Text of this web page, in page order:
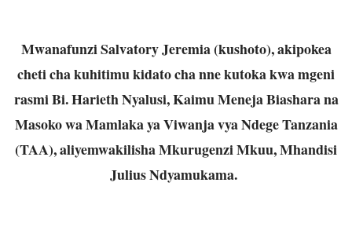
Mwanafunzi Salvatory Jeremia (kushoto), akipokea
cheti cha kuhitimu kidato cha nne kutoka kwa mgeni
rasmi Bi. Harieth Nyalusi, Kaimu Meneja Biashara na
Masoko wa Mamlaka ya Viwanja vya Ndege Tanzania
(TAA), aliyemwakilisha Mkurugenzi Mkuu, Mhandisi
Julius Ndyamukama.